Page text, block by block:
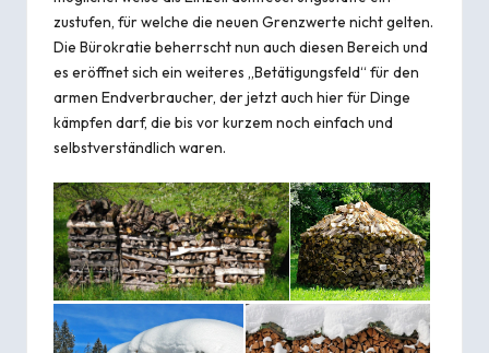
zustufen, für welche die neuen Grenz­werte nicht gelten.
Die Büro­kratie beherrscht nun auch diesen Bereich und
es eröffnet sich ein weiteres „Betäti­gungs­feld“ für den
armen End­verbraucher, der jetzt auch hier für Dinge
kämpfen darf, die bis vor kurzem noch einfach und
selbst­verständlich waren.